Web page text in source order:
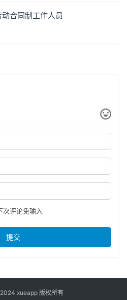
合同制工作人员
次评论免输入
提交
xueapp 版权所有